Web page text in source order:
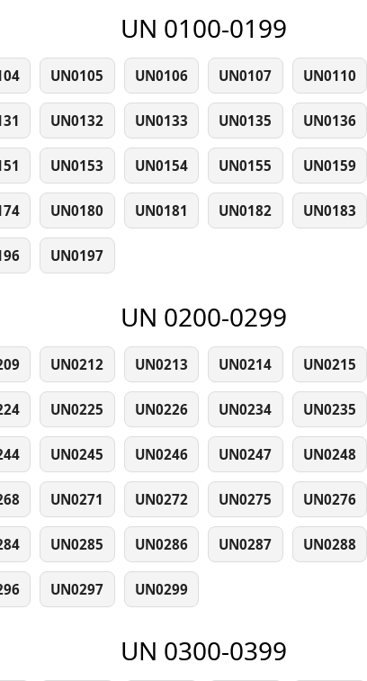
UN 0100-0199
UN0105 UN0106 UN0107 UN0110
UN0132 UN0133 UN0135 UN0136
UN0153 UN0154 UN0155 UN0159
UN0180 UN0181 UN0182 UN0183
UN0197
UN 0200-0299
UN0212 UN0213 UN0214 UN0215
UN0225 UN0226 UN0234 UN0235
UN0245 UN0246 UN0247 UN0248
UN0271 UN0272 UN0275 UN0276
UN0285 UN0286 UN0287 UN0288
UN0297 UN0299
UN 0300-0399